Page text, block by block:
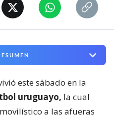
este sábado en la
uruguayo, la cual
a las afueras